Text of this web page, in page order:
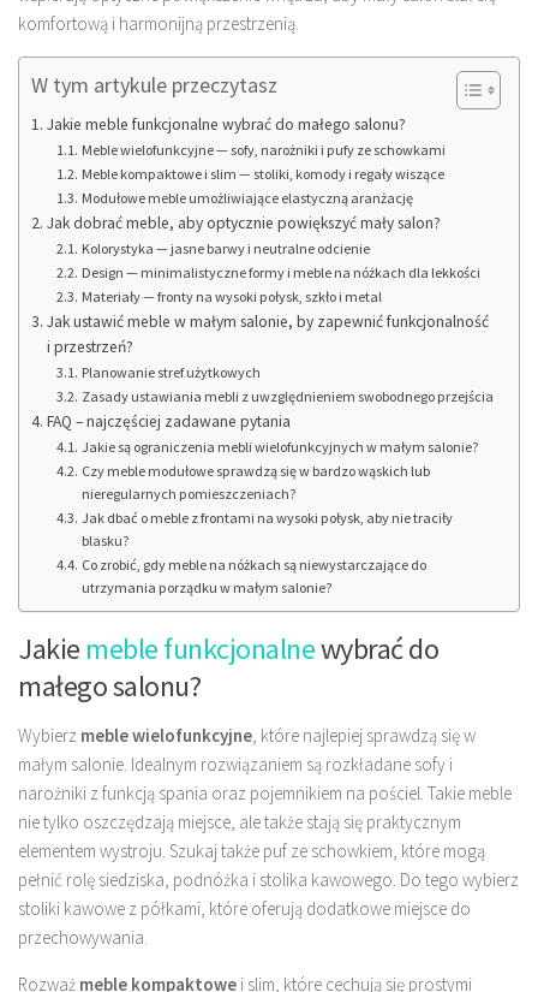
komfortową i harmonijną przestrzenią.
W tym artykule przeczytasz
Jakie meble funkcjonalne wybrać do małego salonu?
Meble wielofunkcyjne — sofy, narożniki i pufy ze schowkami
Meble kompaktowe i slim — stoliki, komody i regały wiszące
Modułowe meble umożliwiające elastyczną aranżację
Jak dobrać meble, aby optycznie powiększyć mały salon?
Kolorystyka — jasne barwy i neutralne odcienie
Design — minimalistyczne formy i meble na nóżkach dla lekkości
Materiały — fronty na wysoki połysk, szkło i metal
Jak ustawić meble w małym salonie, by zapewnić funkcjonalność
i przestrzeń?
Planowanie stref użytkowych
Zasady ustawiania mebli z uwzględnieniem swobodnego przejścia
FAQ – najczęściej zadawane pytania
Jakie są ograniczenia mebli wielofunkcyjnych w małym salonie?
Czy meble modułowe sprawdzą się w bardzo wąskich lub
nieregularnych pomieszczeniach?
Jak dbać o meble z frontami na wysoki połysk, aby nie traciły
blasku?
Co zrobić, gdy meble na nóżkach są niewystarczające do
utrzymania porządku w małym salonie?
Jakie meble funkcjonalnewybrać do
małego salonu?
Wybierz meble wielofunkcyjne , które najlepiej sprawdzą się w
małym salonie. Idealnym rozwiązaniem są rozkładane sofy i
narożniki z funkcją spania oraz pojemnikiem na pościel. Takie meble
nie tylko oszczędzają miejsce, ale także stają się praktycznym
elementem wystroju. Szukaj także puf ze schowkiem, które mogą
pełnić rolę siedziska, podnóżka i stolika kawowego. Do tego wybierz
stoliki kawowe z półkami, które oferują dodatkowe miejsce do
przechowywania.
Rozważ meble kompaktowe i slim, które cechują się prostymi